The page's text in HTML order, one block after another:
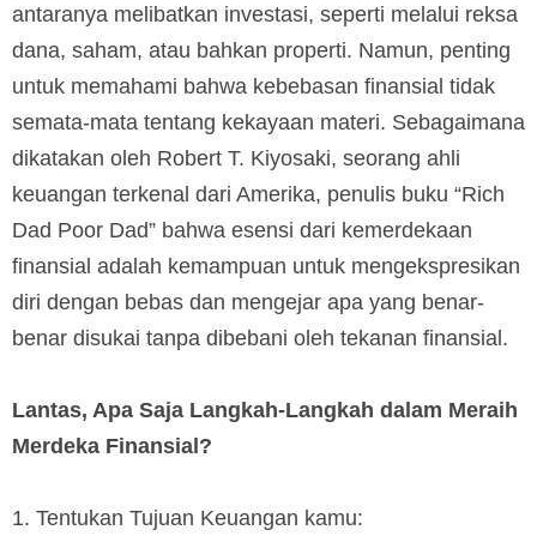
antaranya melibatkan investasi, seperti melalui reksa
dana, saham, atau bahkan properti. Namun, penting
untuk memahami bahwa kebebasan finansial tidak
semata-mata tentang kekayaan materi. Sebagaimana
dikatakan oleh Robert T. Kiyosaki, seorang ahli
keuangan terkenal dari Amerika, penulis buku “Rich
Dad Poor Dad” bahwa esensi dari kemerdekaan
finansial adalah kemampuan untuk mengekspresikan
diri dengan bebas dan mengejar apa yang benar-
benar disukai tanpa dibebani oleh tekanan finansial.
Lantas, Apa Saja Langkah-Langkah dalam Meraih
Merdeka Finansial?
1. Tentukan Tujuan Keuangan kamu: